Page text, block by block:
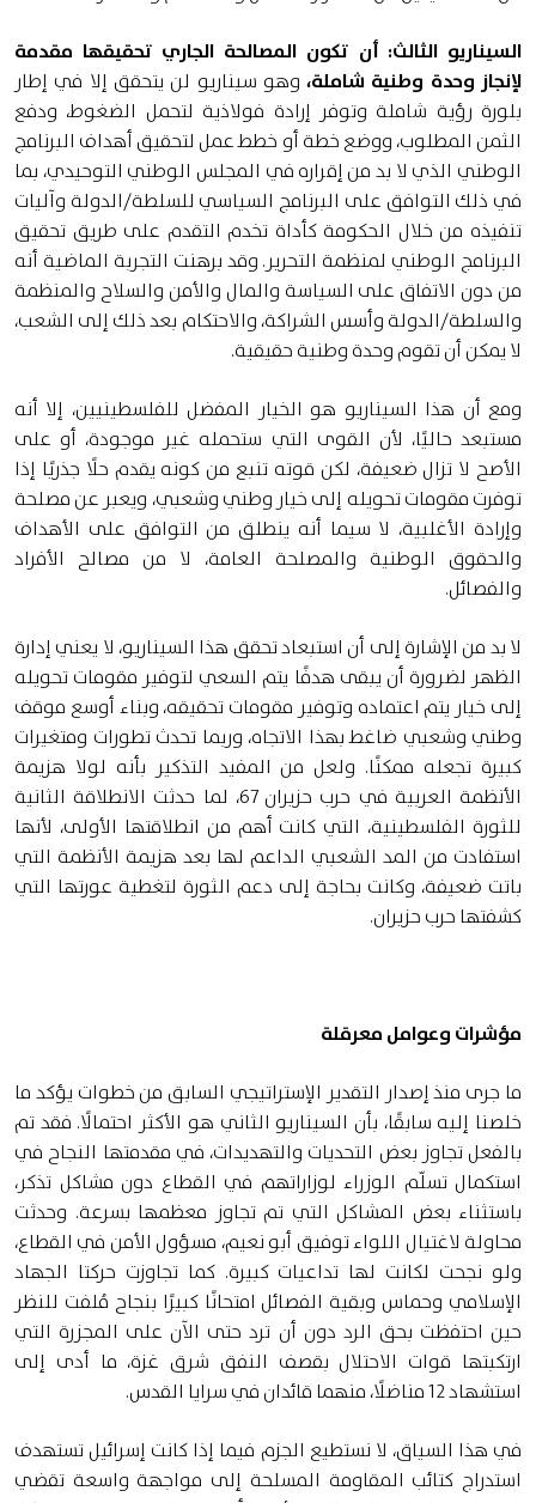
السيناريو الثالث: أن تكون المصالحة الجاري تحقيقها مقدمة
لإنجاز وحدة وطنية شاملة،وهو سيناريو لن يتحقق إلا في إطار
بلورة رؤية شاملة وتوفر إرادة فولاذية لتحمل الضغوط، ودفع
الثمن المطلوب، ووضع خطة أو خطط عمل لتحقيق أهداف البرنامج
الوطني الذي لا بد من إقراره في المجلس الوطني التوحيدي، بما
في ذلك التوافق على البرنامج السياسي للسلطة/الدولة وآليات
تنفيذه من خلال الحكومة كأداة تخدم التقدم على طريق تحقيق
البرنامج الوطني لمنظمة التحرير. وقد برهنت التجربة الماضية أنه
من دون الاتفاق على السياسة والمال والأمن والسلاح والمنظمة
والسلطة/الدولة وأسس الشراكة، والاحتكام بعد ذلك إلى الشعب،
لا يمكن أن تقوم وحدة وطنية حقيقية.
ومع أن هذا السيناريو هو الخيار المفضل للفلسطينيين، إلا أنه
مستبعد حاليًا، لأن القوى التي ستحمله غير موجودة، أو على
الأصح لا تزال ضعيفة، لكن قوته تنبع من كونه يقدم حلًا جذريًا إذا
توفرت مقومات تحويله إلى خيار وطني وشعبي، ويعبر عن مصلحة
وإرادة الأغلبية، لا سيما أنه ينطلق من التوافق على الأهداف
والحقوق الوطنية والمصلحة العامة، لا من مصالح الأفراد
والفصائل.
لا بد من الإشارة إلى أن استبعاد تحقق هذا السيناريو، لا يعني إدارة
الظهر لضرورة أن يبقى هدفًا يتم السعي لتوفير مقومات تحويله
إلى خيار يتم اعتماده وتوفير مقومات تحقيقه، وبناء أوسع موقف
وطني وشعبي ضاغط بهذا الاتجاه، وربما تحدث تطورات ومتغيرات
كبيرة تجعله ممكنًا. ولعل من المفيد التذكير بأنه لولا هزيمة
الأنظمة العربية في حرب حزيران 67، لما حدثت الانطلاقة الثانية
للثورة الفلسطينية، التي كانت أهم من انطلاقتها الأولى، لأنها
استفادت من المد الشعبي الداعم لها بعد هزيمة الأنظمة التي
باتت ضعيفة، وكانت بحاجة إلى دعم الثورة لتغطية عورتها التي
كشفتها حرب حزيران.
مؤشرات وعوامل معرقلة
ما جرى منذ إصدار التقدير الإستراتيجي السابق من خطوات يؤكد ما
خلصنا إليه سابقًا، بأن السيناريو الثاني هو الأكثر احتمالًا. فقد تم
بالفعل تجاوز بعض التحديات والتهديدات، في مقدمتها النجاح في
استكمال تسلّم الوزراء لوزاراتهم في القطاع دون مشاكل تذكر،
باستثناء بعض المشاكل التي تم تجاوز معظمها بسرعة. وحدثت
محاولة لاغتيال اللواء توفيق أبو نعيم، مسؤول الأمن في القطاع،
ولو نجحت لكانت لها تداعيات كبيرة. كما تجاوزت حركتا الجهاد
الإسلامي وحماس وبقية الفصائل امتحانًا كبيرًا بنجاح مُلفت للنظر
حين احتفظت بحق الرد دون أن ترد حتى الآن على المجزرة التي
ارتكبتها قوات الاحتلال بقصف النفق شرق غزة، ما أدى إلى
استشهاد 12 مناضلًا، منهما قائدان في سرايا القدس.
في هذا السياق، لا نستطيع الجزم فيما إذا كانت إسرائيل تستهدف
استدراج كتائب المقاومة المسلحة إلى مواجهة واسعة تقضي